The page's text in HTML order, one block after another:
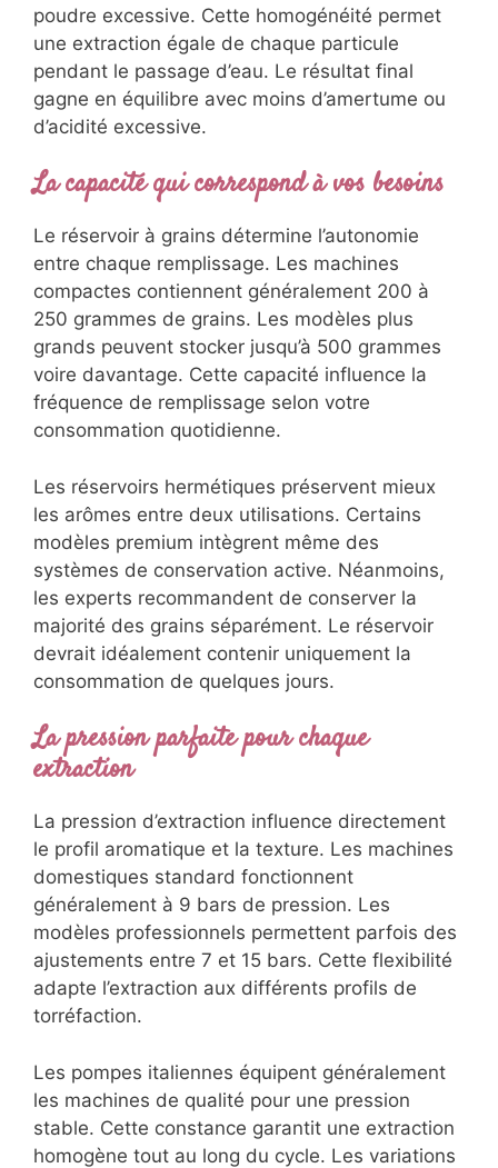
poudre excessive. Cette homogénéité permet
une extraction égale de chaque particule
pendant le passage d’eau. Le résultat final
gagne en équilibre avec moins d’amertume ou
d’acidité excessive.
La capacité qui correspond à vos besoins
Le réservoir à grains détermine l’autonomie
entre chaque remplissage. Les machines
compactes contiennent généralement 200 à
250 grammes de grains. Les modèles plus
grands peuvent stocker jusqu’à 500 grammes
voire davantage. Cette capacité influence la
fréquence de remplissage selon votre
consommation quotidienne.
Les réservoirs hermétiques préservent mieux
les arômes entre deux utilisations. Certains
modèles premium intègrent même des
systèmes de conservation active. Néanmoins,
les experts recommandent de conserver la
majorité des grains séparément. Le réservoir
devrait idéalement contenir uniquement la
consommation de quelques jours.
La pression parfaite pour chaque
extraction
La pression d’extraction influence directement
le profil aromatique et la texture. Les machines
domestiques standard fonctionnent
généralement à 9 bars de pression. Les
modèles professionnels permettent parfois des
ajustements entre 7 et 15 bars. Cette flexibilité
adapte l’extraction aux différents profils de
torréfaction.
Les pompes italiennes équipent généralement
les machines de qualité pour une pression
stable. Cette constance garantit une extraction
homogène tout au long du cycle. Les variations